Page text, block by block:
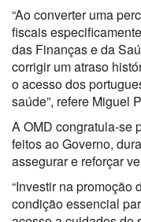
“Ao converter uma
fiscais
das Finanças e da
corrigir um atraso
o acesso dos
saúde”, refere Miguel
A OMD congratula-se
feitos ao Governo,
assegurar e reforçar
“Investir na promoção
condição essencial